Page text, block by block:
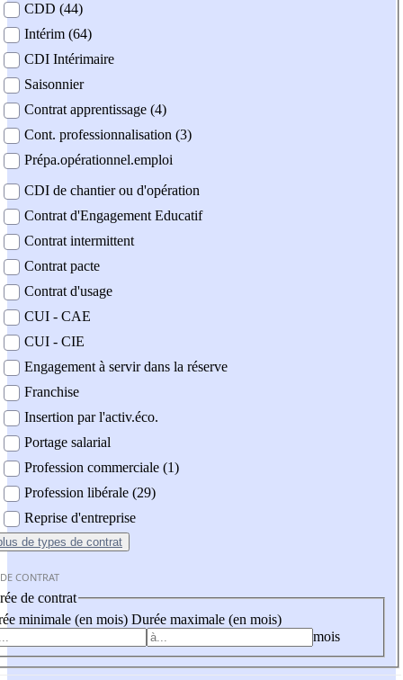
CDD (44)
Intérim (64)
CDI Intérimaire
Saisonnier
Contrat apprentissage (4)
Cont. professionnalisation (3)
Prépa.opérationnel.emploi
CDI de chantier ou d'opération
Contrat d'Engagement Educatif
Contrat intermittent
Contrat pacte
Contrat d'usage
CUI - CAE
CUI - CIE
Engagement à servir dans la réserve
Franchise
Insertion par l'activ.éco.
Portage salarial
Profession commerciale (1)
Profession libérale (29)
Reprise d'entreprise
de types de contrat
CONTRAT
de contrat
minimale (en mois) Durée maximale (en mois)
mois